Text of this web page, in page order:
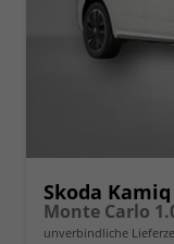
Skoda Kamiq
Monte Carlo
unverbindliche